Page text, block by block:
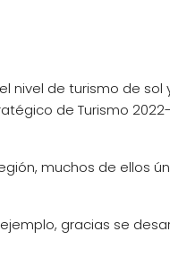
de turismo de sol
de Turismo
muchos de ellos
gracias se